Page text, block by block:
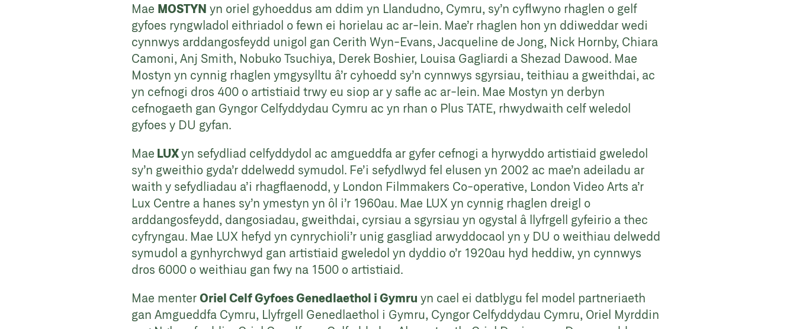
Mae MOSTYN yn oriel gyhoeddus am ddim yn Llandudno, Cymru, sy’n cyflwyno rhaglen o gelf
gyfoes ryngwladol eithriadol o fewn ei horielau ac ar-lein. Mae’r rhaglen hon yn ddiweddar wedi
cynnwys arddangosfeydd unigol gan Cerith Wyn-Evans, Jacqueline de Jong, Nick Hornby, Chiara
Camoni, Anj Smith, Nobuko Tsuchiya, Derek Boshier, Louisa Gagliardi a Shezad Dawood. Mae
Mostyn yn cynnig rhaglen ymgysylltu â’r cyhoedd sy’n cynnwys sgyrsiau, teithiau a gweithdai, ac
yn cefnogi dros 400 o artistiaid trwy eu siop ar y safle ac ar-lein. Mae Mostyn yn derbyn
cefnogaeth gan Gyngor Celfyddydau Cymru ac yn rhan o Plus TATE, rhwydwaith celf weledol
gyfoes y DU gyfan.
Mae LUXyn sefydliad celfyddydol ac amgueddfa ar gyfer cefnogi a hyrwyddo artistiaid gweledol
sy’n gweithio gyda’r ddelwedd symudol. Fe’i sefydlwyd fel elusen yn 2002 ac mae’n adeiladu ar
waith y sefydliadau a’i rhagflaenodd, y London Filmmakers Co-operative, London Video Arts a’r
Lux Centre a hanes sy’n ymestyn yn ôl i’r 1960au. Mae LUX yn cynnig rhaglen dreigl o
arddangosfeydd, dangosiadau, gweithdai, cyrsiau a sgyrsiau yn ogystal â llyfrgell gyfeirio a thec
cyfryngau. Mae LUX hefyd yn cynrychioli’r unig gasgliad arwyddocaol yn y DU o weithiau delwedd
symudol a gynhyrchwyd gan artistiaid gweledol yn dyddio o’r 1920au hyd heddiw, yn cynnwys
dros 6000 o weithiau gan fwy na 1500 o artistiaid.
Mae menter Oriel Celf Gyfoes Genedlaethol i Gymru yn cael ei datblygu fel model partneriaeth
gan Amgueddfa Cymru, Llyfrgell Genedlaethol i Gymru, Cyngor Celfyddydau Cymru, Oriel Myrddin